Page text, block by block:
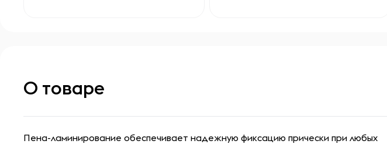
О товаре
Пена-ламинирование обеспечивает надежную фиксацию прически при любых